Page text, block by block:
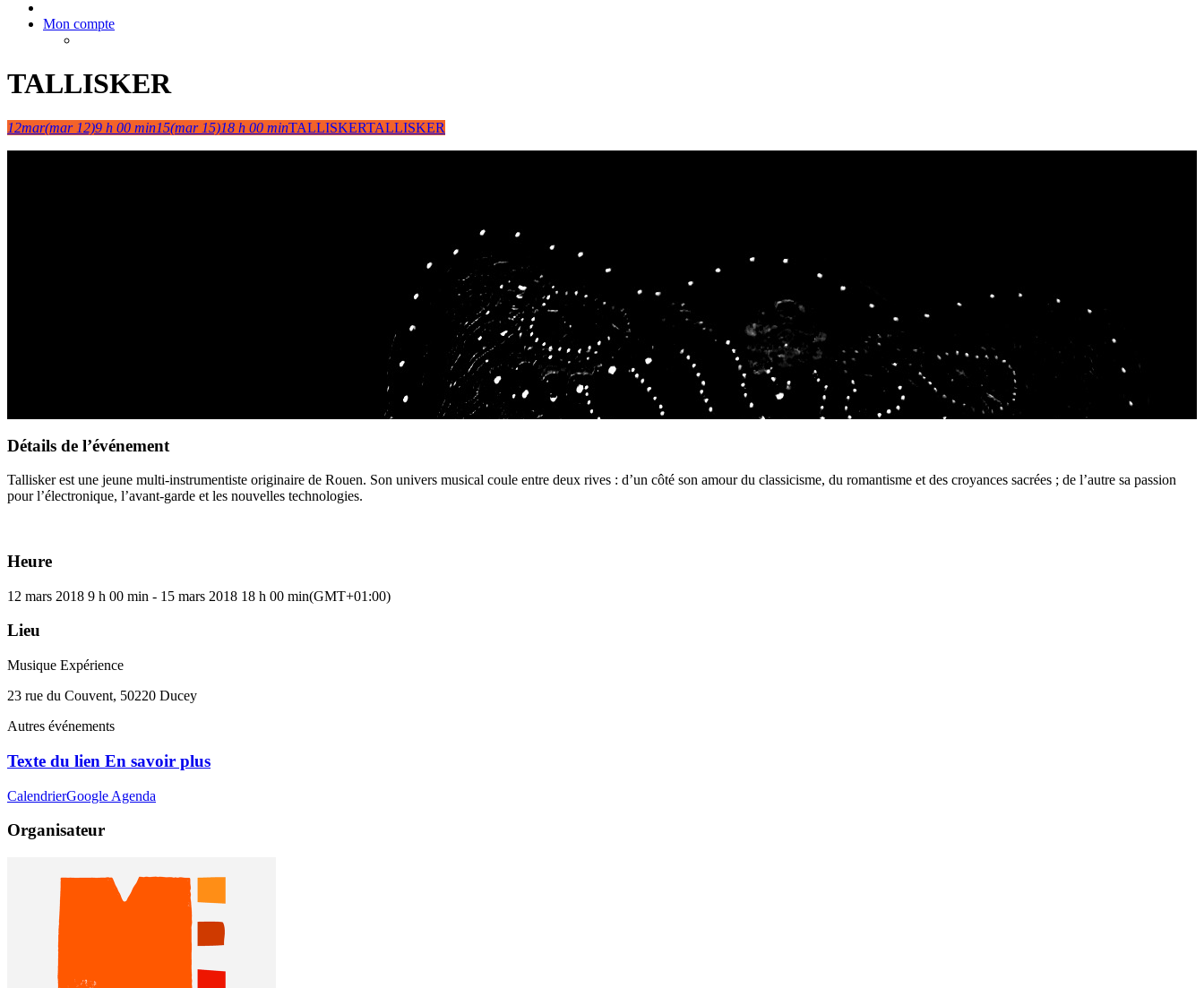
Mon compte
TALLISKER
12mar(mar 12)9 h 00 min15(mar 15)18 h 00 minTALLISKERTALLISKER
Détails de l’événement
Tallisker est une jeune multi-instrumentiste originaire de Rouen. Son univers musical coule entre deux rives : d’un côté son amour du classicisme, du romantisme et des croyances sacrées ; de l’autre sa passion
pour l’électronique, l’avant-garde et les nouvelles technologies.
Heure
12 mars 2018 9 h 00 min - 15 mars 2018 18 h 00 min(GMT+01:00)
Lieu
Musique Expérience
23 rue du Couvent, 50220 Ducey
Autres événements
Texte du lien En savoir plus
CalendrierGoogle Agenda
Organisateur